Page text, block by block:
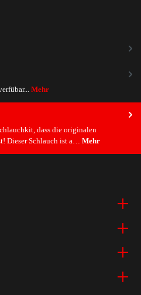
dass die originalen
Dieser Schlauch ist a… Mehr
Mehr